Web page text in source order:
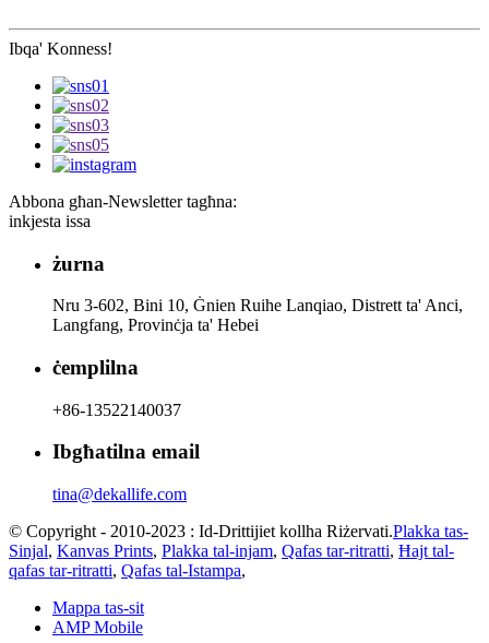
Ibqa' Konness!
Abbona għan-Newsletter tagħna:
inkjesta issa
żurna
Nru 3-602, Bini 10, Ġnien Ruihe Lanqiao, Distrett ta' Anci,
Langfang, Provinċja ta' Hebei
ċemplilna
+86-13522140037
Ibgħatilna email
tina@dekallife.com
© Copyright - 2010-2023 : Id-Drittijiet kollha Riżervati.Plakka tas-
Sinjal, Kanvas Prints, Plakka tal-injam, Qafas tar-ritratti, Ħajt tal-
qafas tar-ritratti, Qafas tal-Istampa,
Mappa tas-sit
AMP Mobile